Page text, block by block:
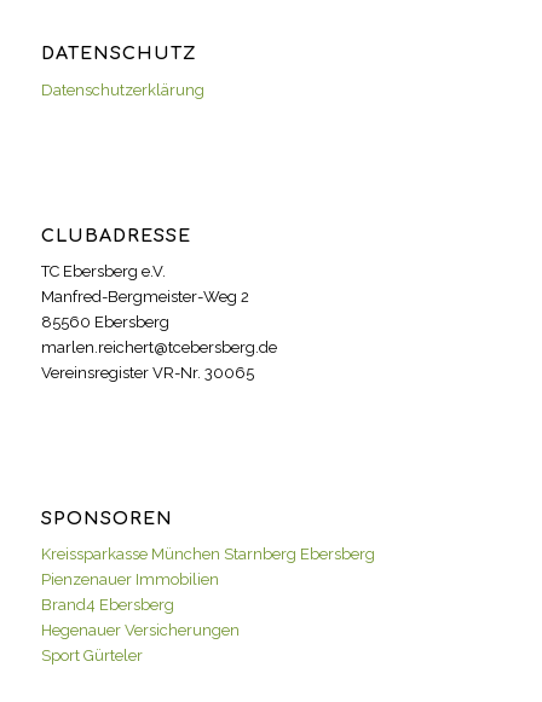
DATENSCHUTZ
Datenschutzerklärung
CLUBADRESSE
TC Ebersberg e.V.
Manfred-Bergmeister-Weg 2
85560 Ebersberg
marlen.reichert@tcebersberg.de
Vereinsregister VR-Nr. 30065
SPONSOREN
Kreissparkasse München Starnberg Ebersberg
Pienzenauer Immobilien
Brand4 Ebersberg
Hegenauer Versicherungen
Sport Gürteler